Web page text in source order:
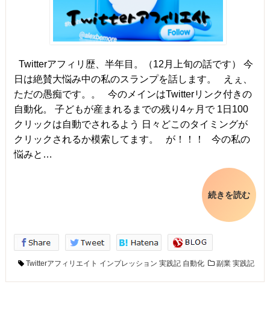
Twitterアフィリ歴、半年目。（12月上旬の話です） 今
日は絶賛大悩み中の私のスランプを話します。 えぇ、
ただの愚痴です。。 今のメインはTwitterリンク付きの
自動化。 子どもが産まれるまでの残り4ヶ月で 1日100
クリックは自動でされるよう 日々どこのタイミングが
クリックされるか模索してます。 が！！！ 今の私の
悩みと…
続きを読む
Twitterアフィリエイト インプレッション 実践記 自動化 副業 実践記